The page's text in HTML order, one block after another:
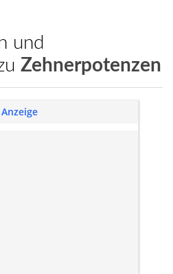
Zehnerpotenzen
Anzeige